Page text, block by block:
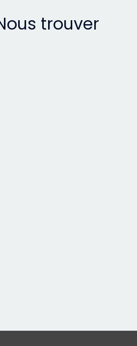
trouver